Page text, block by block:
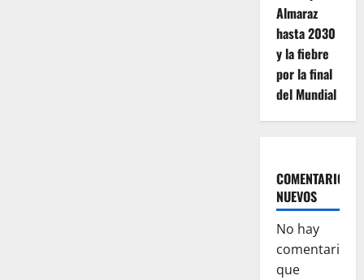
Almaraz
hasta 2030
y la fiebre
por la final
del Mundial
COMENTARIOS
NUEVOS
No hay
comentarios
que